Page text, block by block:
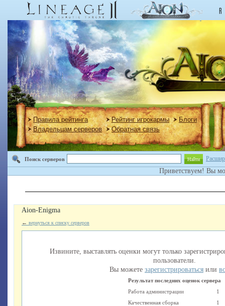
Правила рейтинга Рейтинг игрокармы
Блоги
Владельцам серверов
Обратная связь
Поиск серверов Найти
Приветствуем! Вы
Aion-Enigma
← вернуться к списку серверов
Извините, выставлять оценки могут только
пользователи.
Вы можете зарегистрироваться или
Результат последних оценок сервера
Работа администрации
1
Качественная сборка
1